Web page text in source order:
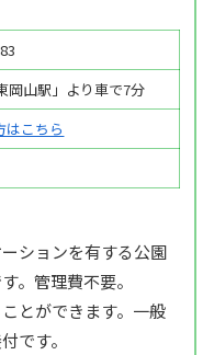
岡山駅」より車で7分
はこちら
ションを有する公園
。管理費不要。
とができます。一般
です。